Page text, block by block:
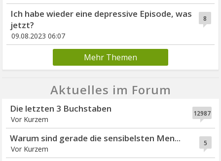
8
Ich habe wieder eine depressive Episode, was
jetzt?
09.08.2023 06:07
Mehr Themen
Aktuelles im Forum
12987
Die letzten 3 Buchstaben
Vor Kurzem
5
Warum sind gerade die sensibelsten Men...
Vor Kurzem